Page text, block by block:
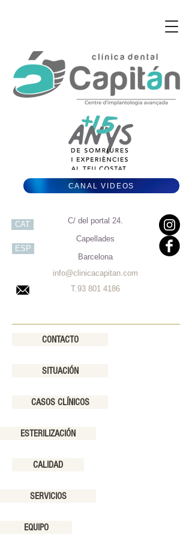
C/ del portal 24.
Capellades
Barcelona
info@clinicacapitan.com
T.93 801 4186
CAT
ESP
CANAL VIDEOS
CONTACTO
SITUACIÓN
CASOS CLÍNICOS
ESTERILIZACIÓN
CALIDAD
SERVICIOS
EQUIPO